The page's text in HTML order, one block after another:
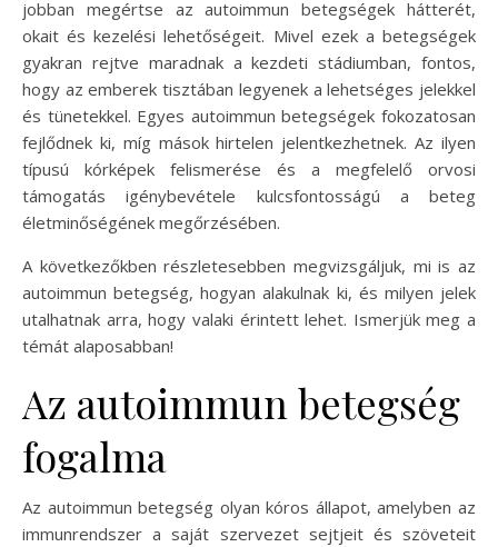
jobban megértse az autoimmun betegségek hátterét,
okait és kezelési lehetőségeit. Mivel ezek a betegségek
gyakran rejtve maradnak a kezdeti stádiumban, fontos,
hogy az emberek tisztában legyenek a lehetséges jelekkel
és tünetekkel. Egyes autoimmun betegségek fokozatosan
fejlődnek ki, míg mások hirtelen jelentkezhetnek. Az ilyen
típusú kórképek felismerése és a megfelelő orvosi
támogatás igénybevétele kulcsfontosságú a beteg
életminőségének megőrzésében.
A következőkben részletesebben megvizsgáljuk, mi is az
autoimmun betegség, hogyan alakulnak ki, és milyen jelek
utalhatnak arra, hogy valaki érintett lehet. Ismerjük meg a
témát alaposabban!
Az autoimmun betegség
fogalma
Az autoimmun betegség olyan kóros állapot, amelyben az
immunrendszer a saját szervezet sejtjeit és szöveteit